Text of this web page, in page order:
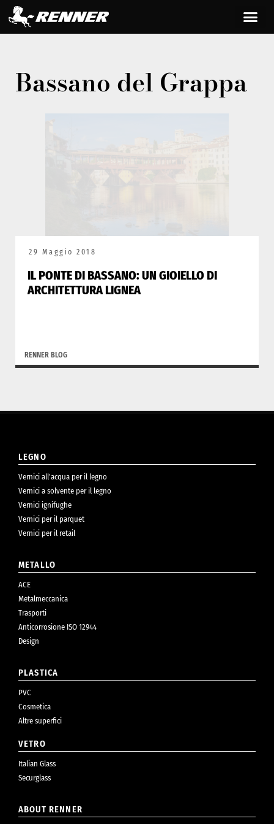
Bassano del Grappa
29 Maggio 2018
IL PONTE DI BASSANO: UN GIOIELLO DI
ARCHITETTURA LIGNEA
RENNER BLOG
LEGNO
Vernici all’acqua per il legno
Vernici a solvente per il legno
Vernici ignifughe
Vernici per il parquet
Vernici per il retail
METALLO
ACE
Metalmeccanica
Trasporti
Anticorrosione ISO 12944
Design
PLASTICA
PVC
Cosmetica
Altre superfici
VETRO
Italian Glass
Securglass
ABOUT RENNER